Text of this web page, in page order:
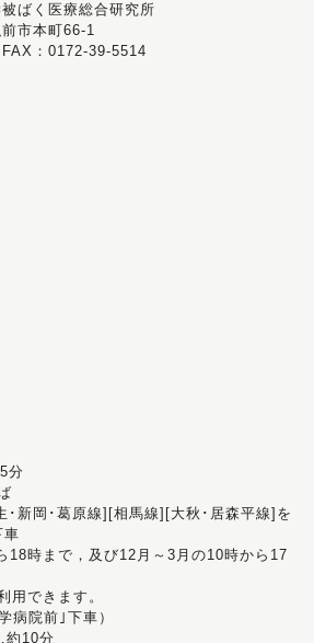
ばく医療総合研究所
市本町66-1
：0172-39-5514
分
･新岡･葛原線][相馬線][大秋･居森平線]を
車
18時まで，及び12月～3月の10時から17
用できます。
病院前｣下車）
約10分